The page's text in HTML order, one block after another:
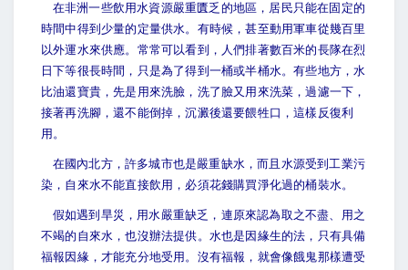
在非洲一些飲用水資源嚴重匱乏的地區，居民只能在固定的
時間中得到少量的定量供水。有時候，甚至動用軍車從幾百里
以外運水來供應。常常可以看到，人們排著數百米的長隊在烈
日下等很長時間，只是為了得到一桶或半桶水。有些地方，水
比油還寶貴，先是用來洗臉，洗了臉又用來洗菜，過濾一下，
接著再洗腳，還不能倒掉，沉澱後還要餵牲口，這樣反復利
用。
在國內北方，許多城市也是嚴重缺水，而且水源受到工業污
染，自來水不能直接飲用，必須花錢購買淨化過的桶裝水。
假如遇到旱災，用水嚴重缺乏，連原來認為取之不盡、用之
不竭的自來水，也沒辦法提供。水也是因緣生的法，只有具備
福報因緣，才能充分地受用。沒有福報，就會像餓鬼那樣遭受